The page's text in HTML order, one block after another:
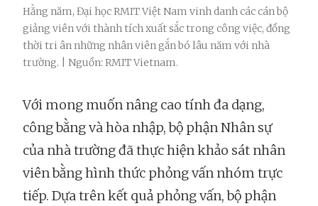
Hằng năm, Đại học RMIT Việt Nam vinh danh các cán bộ
giảng viên với thành tích xuất sắc trong công việc, đồng
thời tri ân những nhân viên gắn bó lâu năm với nhà
trường. | Nguồn: RMIT Vietnam.
Với mong muốn nâng cao tính đa dạng,
công bằng và hòa nhập, bộ phận Nhân sự
của nhà trường đã thực hiện khảo sát nhân
viên bằng hình thức phỏng vấn nhóm trực
tiếp. Dựa trên kết quả phỏng vấn, bộ phận